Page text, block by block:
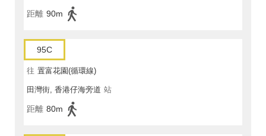
距離 90m
95C
往 置富花園(循環線)
田灣街, 香港仔海旁道 站
距離 80m